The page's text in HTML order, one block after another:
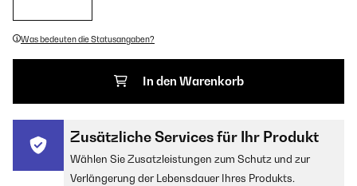
Was bedeuten die Statusangaben?
In den Warenkorb
Zusätzliche Services für Ihr Produkt
Wählen Sie Zusatzleistungen zum Schutz und zur
Verlängerung der Lebensdauer Ihres Produkts.